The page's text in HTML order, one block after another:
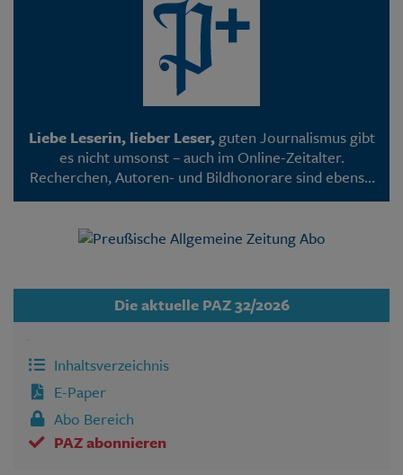
Liebe Leserin, lieber Leser,guten Journalismus gibt
es nicht umsonst – auch im Online-Zeitalter.
Recherchen, Autoren- und Bildhonorare sind ebenso
mit Kosten verbunden wie die Programmierung
wie inzwischen bei den meisten Medien – nur noch
Die aktuelle PAZ 32/2026
Inhaltsverzeichnis
E-Paper
Abo Bereich
PAZ abonnieren